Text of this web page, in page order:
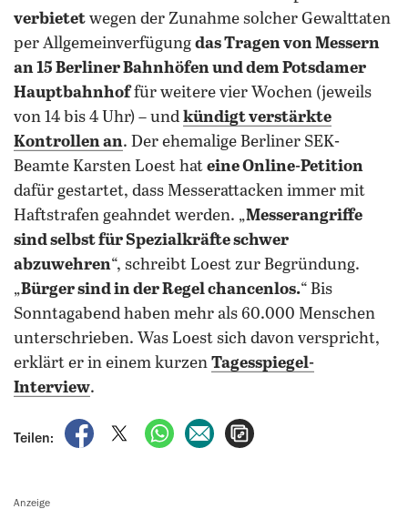
verbietet wegen der Zunahme solcher Gewalttaten
per Allgemeinverfügung das Tragen von Messern
an 15 Berliner Bahnhöfen und dem Potsdamer
Hauptbahnhoffür weitere vier Wochen (jeweils
von 14 bis 4 Uhr) – und kündigt verstärkte
Kontrollen an. Der ehemalige Berliner SEK-
Beamte Karsten Loest hat eine Online-Petition
dafür gestartet, dass Messerattacken immer mit
Haftstrafen geahndet werden. „Messerangriffe
sind selbst für Spezialkräfte schwer
abzuwehren“, schreibt Loest zur Begründung.
„Bürger sind in der Regel chancenlos.“ Bis
Sonntagabend haben mehr als 60.000 Menschen
unterschrieben. Was Loest sich davon verspricht,
erklärt er in einem kurzen Tagesspiegel-
Interview.
Teilen:
auf Facebook teilen
auf X teilenper WhatsApp teilen
per E-Mail teilen
Anzeige